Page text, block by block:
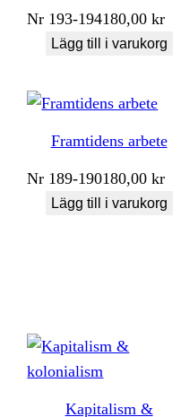
Nr 193-194180,00kr
Lägg till i varukorg
Framtidens arbete
Nr 189-190180,00kr
Lägg till i varukorg
Kapitalism &